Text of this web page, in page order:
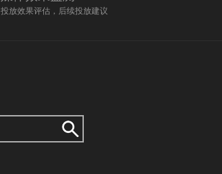
投放效果评估，后续投放建议